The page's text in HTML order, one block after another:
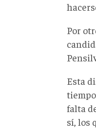
Por
Esta
falta
sí, los